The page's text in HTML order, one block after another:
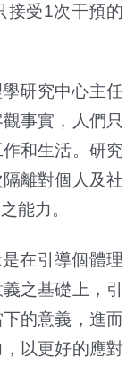
接受1次干預的
研究中心主任
事實，人們只
和生活。研究
離對個人及社
能力。
在引導個體理
之基礎上，引
的意義，進而
以更好的應對